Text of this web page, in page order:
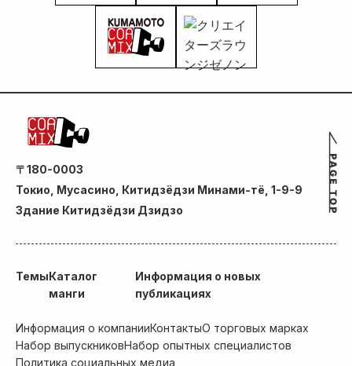
〒180-0003
Токио, Мусасино, Китидзёдзи Минами-тё, 1-9-9
Здание Китидзёдзи Дзидзо
ТемыКаталог
манги
Информация о новых
публикациях
Информация о компанииКонтактыО торговых марках
Набор выпускниковНабор опытных специалистов
Политика социальных медиа